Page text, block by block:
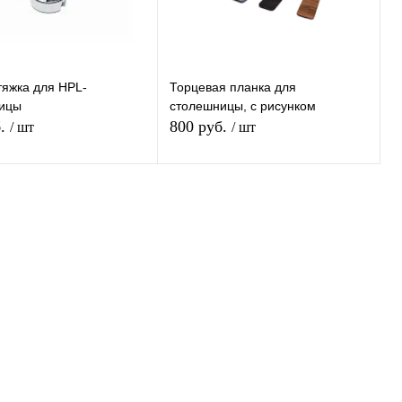
Выбор)
Выбор)
Тип (Ваш Выбор)
Толщина (Ваш Выбор)
для HPL-
/ шт
Торцевая планка для
столешницы, с рисунком
800 руб./ шт